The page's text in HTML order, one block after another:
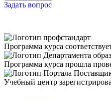
Задать вопрос
Программа курса
Программа курса прошла
Учебный центр